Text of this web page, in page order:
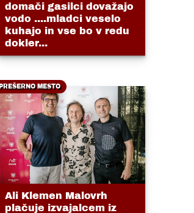
domači gasilci dovažajo
vodo ....mladci veselo
kuhajo in vse bo v redu
dokler...
PREŠERNO MESTO
Ali Klemen Malovrh
plačuje izvajalcem iz